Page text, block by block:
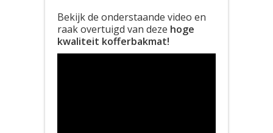
Bekijk de onderstaande video en
raak overtuigd van deze hoge
kwaliteit kofferbakmat!